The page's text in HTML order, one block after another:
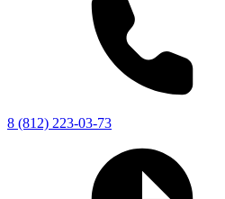
8 (812) 223-03-73